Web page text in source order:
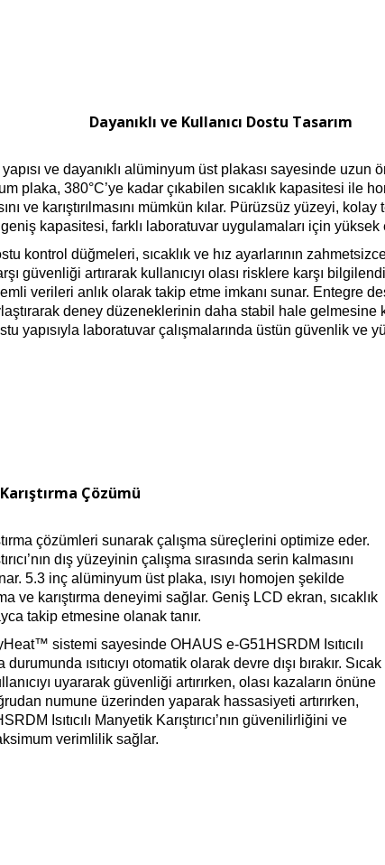
Dayanıklı ve Kullanıcı Dostu Tasarım
ve dayanıklı alüminyum üst plakası sayesinde uzun
plaka, 380°C’ye kadar çıkabilen sıcaklık kapasitesi ile
ve karıştırılmasını mümkün kılar. Pürüzsüz yüzeyi,
kapasitesi, farklı laboratuvar uygulamaları için
kontrol düğmeleri, sıcaklık ve hız ayarlarının
güvenliği artırarak kullanıcıyı olası risklere karşı
verileri anlık olarak takip etme imkanı sunar. Entegre
deney düzeneklerinin daha stabil hale gelmesine
yapısıyla laboratuvar çalışmalarında üstün güvenlik ve
Çözümü
çözümleri sunarak çalışma süreçlerini optimize eder.
dış yüzeyinin çalışma sırasında serin kalmasını
5.3 inç alüminyum üst plaka, ısıyı homojen şekilde
ve karıştırma deneyimi sağlar. Geniş LCD ekran, sıcaklık
takip etmesine olanak tanır.
sistemi sayesinde OHAUS e-G51HSRDM Isıtıcılı
ısıtıcıyı otomatik olarak devre dışı bırakır. Sıcak
uyararak güvenliği artırırken, olası kazaların önüne
numune üzerinden yaparak hassasiyeti artırırken,
Isıtıcılı Manyetik Karıştırıcı’nın güvenilirliğini ve
verimlilik sağlar.